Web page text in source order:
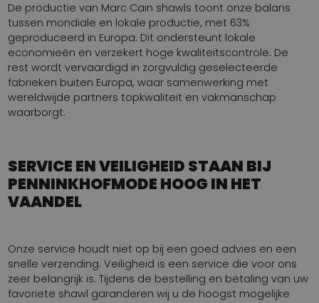
De productie van Marc Cain shawls toont onze balans
tussen mondiale en lokale productie, met 63%
geproduceerd in Europa. Dit ondersteunt lokale
economieën en verzekert hoge kwaliteitscontrole. De
rest wordt vervaardigd in zorgvuldig geselecteerde
fabrieken buiten Europa, waar samenwerking met
wereldwijde partners topkwaliteit en vakmanschap
waarborgt.
SERVICE EN VEILIGHEID STAAN BIJ
PENNINKHOFMODE HOOG IN HET
VAANDEL
Onze service houdt niet op bij een goed advies en een
snelle verzending. Veiligheid is een service die voor ons
zeer belangrijk is. Tijdens de bestelling en betaling van uw
favoriete shawl garanderen wij u de hoogst mogelijke